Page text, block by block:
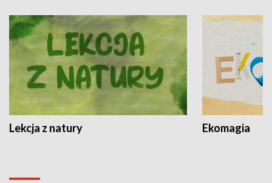
Lekcja z natury Ekomagia